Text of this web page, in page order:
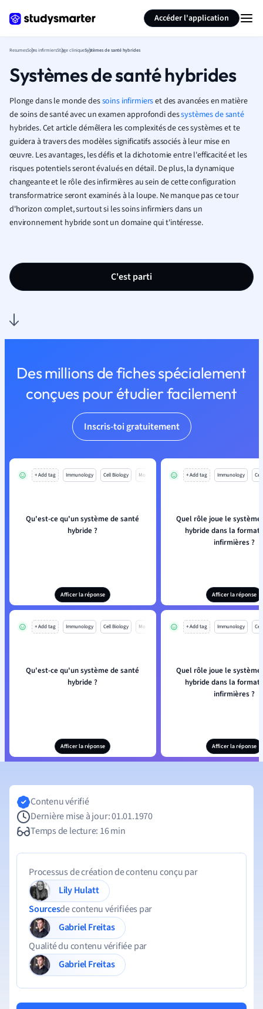
Accéder l'application
ResumesSoins infirmiersStage cliniqueSystèmes de santé hybrides
Systèmes de santé hybrides
Plonge dans le monde dessoins infirmierset des avancées en matière
de soins de santé avec un examen approfondi dessystèmes de santé
hybrides. Cet article démêlera les complexités de ces systèmes et te
guidera à travers des modèles significatifs associés à leur mise en
œuvre. Les avantages, les défis et la dichotomie entre l'efficacité et les
risques potentiels seront évalués en détail. De plus, la dynamique
changeante et le rôle des infirmières au sein de cette configuration
transformatrice seront examinés à la loupe. Ne manque pas ce tour
d'horizon complet, surtout si les soins infirmiers dans un
environnement hybride sont un domaine qui t'intéresse.
C'est parti
Des millions de fiches spécialement
conçues pour étudier facilement
Inscris-toi gratuitement
+ Add tag Immunology Cell Biology Mo
Qu'est-ce qu'un système de santé
hybride ?
Afficer la réponse
+ Add tag Immunology
Quel rôle joue le
hybride dans la
infirmières ?
Afficer la réponse
+ Add tag Immunology Cell Biology Mo
Qu'est-ce qu'un système de santé
hybride ?
Afficer la réponse
+ Add tag Immunology
Quel rôle joue le
hybride dans la
infirmières ?
Afficer la réponse
Résumer la page
Contenu vérifié
Dernière mise à jour: 01.01.1970
Temps de lecture: 16 min
Processus de création de contenu conçu par
Lily Hulatt
Sourcesde contenu vérifiées par
Gabriel Freitas
Qualité du contenu vérifiée par
Gabriel Freitas